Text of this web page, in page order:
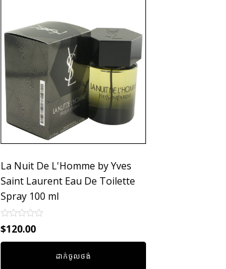
La Nuit De L'Homme by Yves
Saint Laurent Eau De Toilette
Spray 100 ml
Rated
0
out
$120.00
ដាក់ចូលថង់